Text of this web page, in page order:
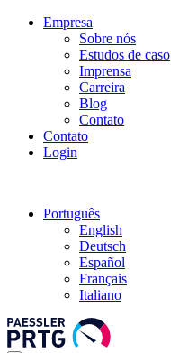
Empresa
Sobre nós
Estudos de caso
Imprensa
Carreira
Blog
Contato
Contato
Login
Português
English
Deutsch
Español
Français
Italiano